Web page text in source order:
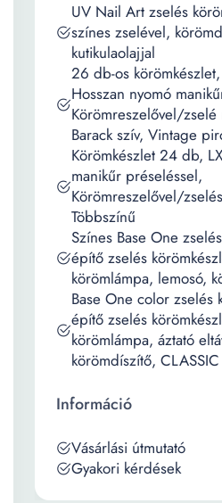
UV Nail Art zselés
színes zselével,
kutikulaolajjal
26 db-os
Hosszan nyomó
Körömreszelővel/zselé
Barack szív, Vintage
Körömkészlet 24 db,
manikűr préseléssel,
Körömreszelővel/
Többszínű
Színes Base One
építő zselés
körömlámpa, lemosó,
Base One color zselés
építő zselés
körömlámpa, áztató
körömdíszítő,
Információ
Vásárlási útmutató
Gyakori kérdések